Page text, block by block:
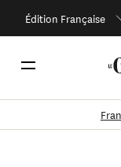
Édition Française